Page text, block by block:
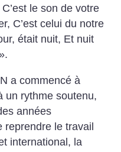
C’est le son de votre
C’est celui du notre
était nuit, Et nuit
».
a commencé à
un rythme soutenu,
années
reprendre le travail
international, la